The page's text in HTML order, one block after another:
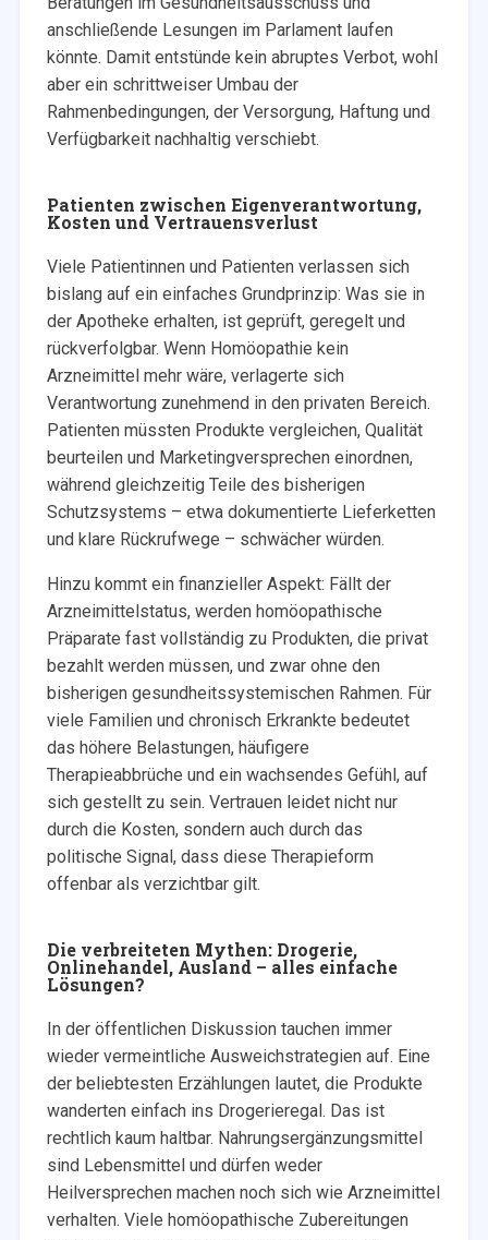
anschließende Lesungen im Parlament laufen
könnte. Damit entstünde kein abruptes Verbot, wohl
aber ein schrittweiser Umbau der
Rahmenbedingungen, der Versorgung, Haftung und
Verfügbarkeit nachhaltig verschiebt.
Patienten zwischen Eigenverantwortung,
Kosten und Vertrauensverlust
Viele Patientinnen und Patienten verlassen sich
bislang auf ein einfaches Grundprinzip: Was sie in
der Apotheke erhalten, ist geprüft, geregelt und
rückverfolgbar. Wenn Homöopathie kein
Arzneimittel mehr wäre, verlagerte sich
Verantwortung zunehmend in den privaten Bereich.
Patienten müssten Produkte vergleichen, Qualität
beurteilen und Marketingversprechen einordnen,
während gleichzeitig Teile des bisherigen
Schutzsystems – etwa dokumentierte Lieferketten
und klare Rückrufwege – schwächer würden.
Hinzu kommt ein finanzieller Aspekt: Fällt der
Arzneimittelstatus, werden homöopathische
Präparate fast vollständig zu Produkten, die privat
bezahlt werden müssen, und zwar ohne den
bisherigen gesundheitssystemischen Rahmen. Für
viele Familien und chronisch Erkrankte bedeutet
das höhere Belastungen, häufigere
Therapieabbrüche und ein wachsendes Gefühl, auf
sich gestellt zu sein. Vertrauen leidet nicht nur
durch die Kosten, sondern auch durch das
politische Signal, dass diese Therapieform
offenbar als verzichtbar gilt.
Die verbreiteten Mythen: Drogerie,
Onlinehandel, Ausland – alles einfache
Lösungen?
In der öffentlichen Diskussion tauchen immer
wieder vermeintliche Ausweichstrategien auf. Eine
der beliebtesten Erzählungen lautet, die Produkte
wanderten einfach ins Drogerieregal. Das ist
rechtlich kaum haltbar. Nahrungsergänzungsmittel
sind Lebensmittel und dürfen weder
Heilversprechen machen noch sich wie Arzneimittel
verhalten. Viele homöopathische Zubereitungen